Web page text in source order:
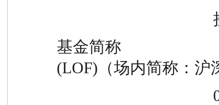
基金简称
(LOF)（场内简称：沪